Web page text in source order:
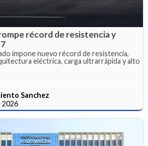
récord de resistencia y
impone nuevo récord de resistencia,
eléctrica, carga ultrarrápida y alto
Sanchez
2026